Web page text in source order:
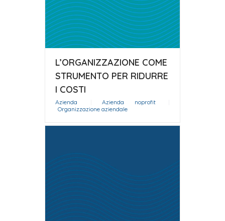
L’ORGANIZZAZIONE COME
STRUMENTO PER RIDURRE
I COSTI
Azienda Azienda noprofit
Organizzazione aziendale